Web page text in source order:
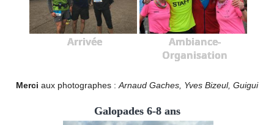
Arrivée
Ambiance-
Organisation
Merci aux photographes : Arnaud Gaches, Yves Bizeul, Guigui
Galopades 6-8 ans